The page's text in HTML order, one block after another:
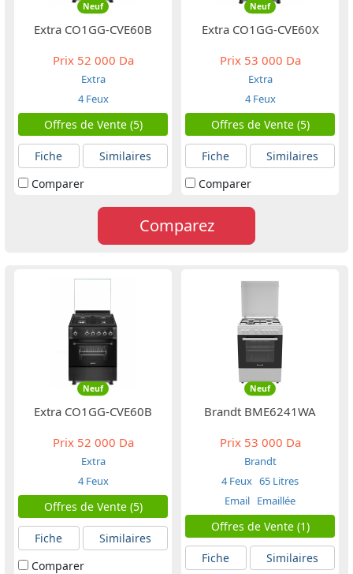
Neuf
Extra CO1GG-CVE60B
Prix52 000 Da
Extra
4 Feux
Offres de Vente (5)
Fiche
Similaires
Comparer
Neuf
Extra CO1GG-CVE60X
Prix53 000 Da
Extra
4 Feux
Offres de Vente (5)
Fiche
Similaires
Comparer
Comparez
Neuf
Extra CO1GG-CVE60B
Prix52 000 Da
Extra
4 Feux
Offres de Vente (5)
Fiche
Similaires
Comparer
Neuf
Brandt BME6241WA
Prix53 000 Da
Brandt
4 Feux 65 Litres
Email Emaillée
Offres de Vente (1)
Fiche
Similaires